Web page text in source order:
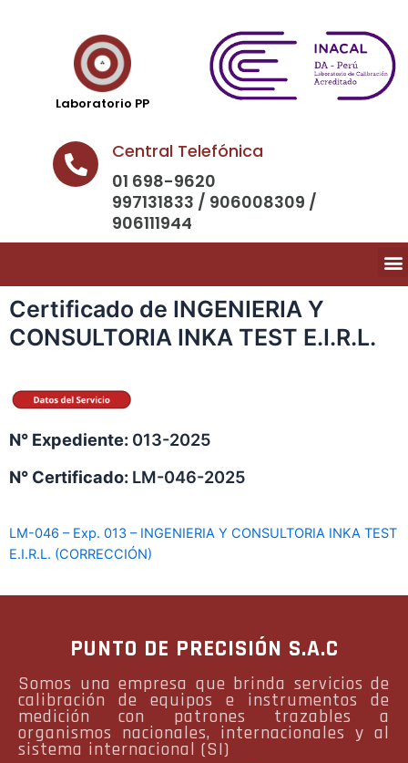
Laboratorio PP
Central Telefónica
01 698-9620
997131833 / 906008309 /
906111944
Certificado de INGENIERIA Y
CONSULTORIA INKA TEST E.I.R.L.
N° Expediente: 013-2025
N° Certificado: LM-046-2025
LM-046 – Exp. 013 – INGENIERIA Y CONSULTORIA INKA TEST
E.I.R.L. (CORRECCIÓN)
PUNTO DE PRECISIÓN S.A.C
Somos una empresa que brinda servicios de
calibración de equipos e instrumentos de
medición con patrones trazables a
organismos nacionales, internacionales y al
sistema internacional (SI)